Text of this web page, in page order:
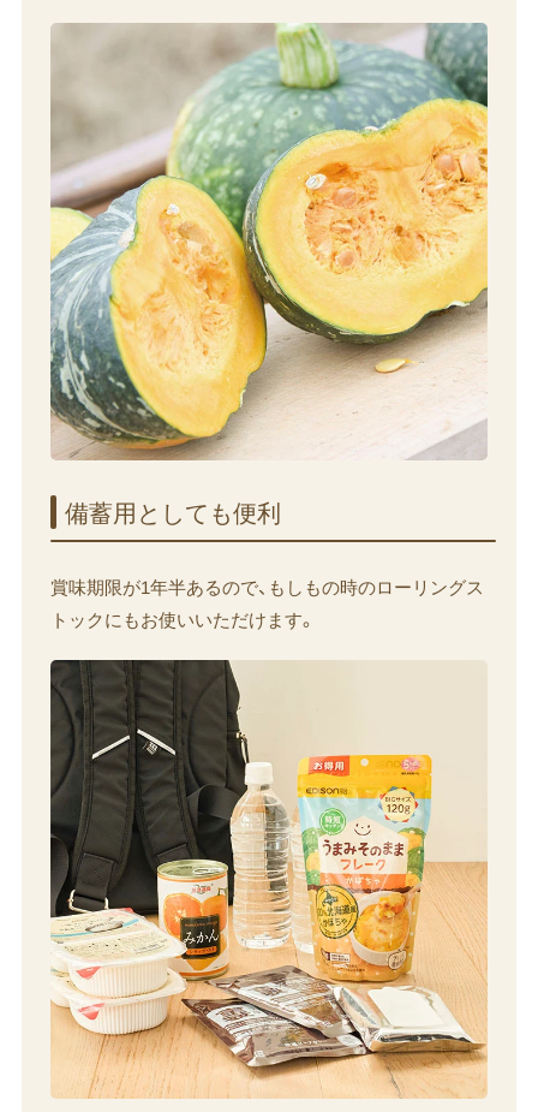
備蓄用と​しても​便利
賞味期限が1年半あるので、もしもの時のローリングス
トックにもお使いいただけます。